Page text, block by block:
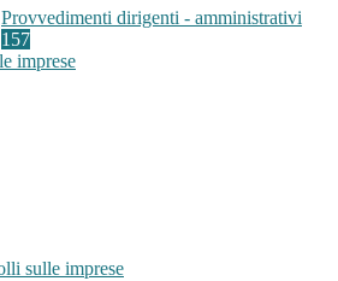
Provvedimenti dirigenti - amministrativi
157
imprese
sulle imprese